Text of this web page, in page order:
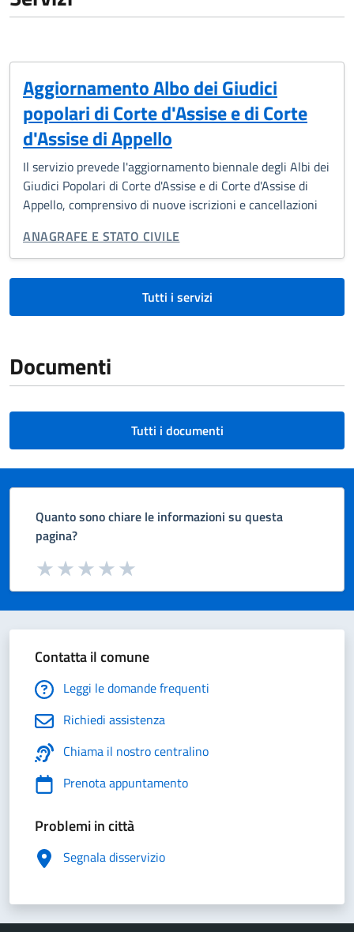
Aggiornamento Albo dei Giudici
popolari di Corte d'Assise e di Corte
d'Assise di Appello
Il servizio prevede l'aggiornamento biennale degli Albi dei
Giudici Popolari di Corte d'Assise e di Corte d'Assise di
Appello, comprensivo di nuove iscrizioni e cancellazioni
CATEGORIA CORRELATA:
ANAGRAFE E STATO CIVILE
Tutti i servizi
Documenti
Tutti i documenti
Quanto sono chiare le informazioni su questa
pagina?
Valuta da 1 a 5 stelle la pagina
Valuta 5 stelle su 5
Valuta 4 stelle su 5
Valuta 3 stelle su 5
Valuta 2 stelle su 5
Valuta 1 stelle su 5
Contatta il comune
Leggi le domande frequenti
Richiedi assistenza
Chiama il nostro centralino
Prenota appuntamento
Problemi in città
Segnala disservizio